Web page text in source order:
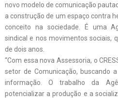
novo modelo de comunicação
a construção de um espaço contra
conceito na sociedade. É uma
sindical e nos movimentos sociais,
de dois anos.
“Com essa nova Assessoria, o
setor de Comunicação, buscando
informação. O trabalho da
potencializar a produção e a